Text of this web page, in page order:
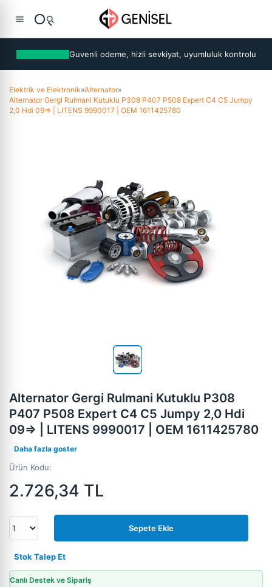
Guvenli odeme, hizli sevkiyat, uyumluluk kontrolu
Elektrik ve Elektronik»Alternator»
Alternator Gergi Rulmani Kutuklu P308 P407 P508 Expert C4 C5 Jumpy
2,0 Hdi 09=> | LITENS 9990017 | OEM 1611425780
Alternator Gergi Rulmani Kutuklu P308
P407 P508 Expert C4 C5 Jumpy 2,0 Hdi
09=> | LITENS 9990017 | OEM 1611425780
Daha fazla goster
Ürün Kodu:
2.726,34 TL
Sepete Ekle
Stok Talep Et
Canlı Destek ve Sipariş